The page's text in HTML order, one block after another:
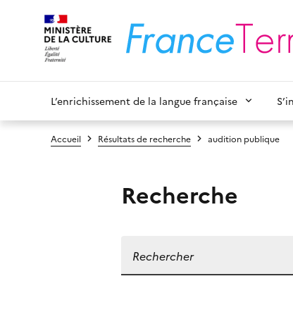
L’enrichissement de la langue française
Accueil Résultats de recherche audition publique
Recherche